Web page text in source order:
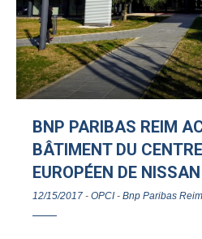
BNP PARIBAS REIM
BÂTIMENT DU
EUROPÉEN DE NISSAN
12/15/2017 - OPCI- Bnp Paribas Reim